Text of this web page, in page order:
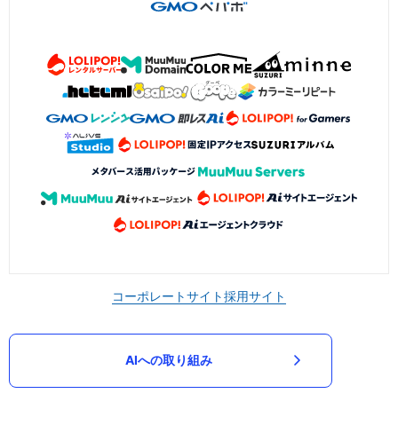
コーポレートサイト採用サイト
AIへの取り組み